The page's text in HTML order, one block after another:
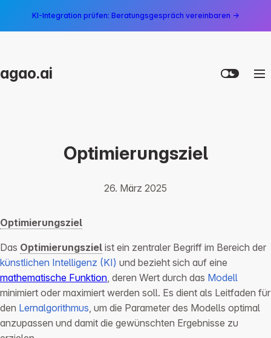
KI-Integration prüfen: Beratungsgespräch vereinbaren →
agao.ai
Optimierungsziel
26. März 2025
Optimierungsziel
Das Optimierungsziel ist ein zentraler Begriff im Bereich der
künstlichen Intelligenz (KI) und bezieht sich auf eine
mathematische Funktion, deren Wert durch das Modell
minimiert oder maximiert werden soll. Es dient als Leitfaden für
den Lernalgorithmus, um die Parameter des Modells optimal
anzupassen und damit die gewünschten Ergebnisse zu